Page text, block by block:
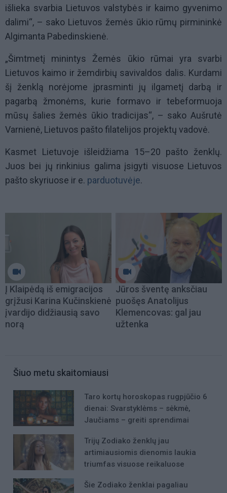
išlieka svarbia Lietuvos valstybės ir kaimo gyvenimo
dalimi“, – sako Lietuvos žemės ūkio rūmų pirmininkė
Algimanta Pabedinskienė.
„Šimtmetį minintys Žemės ūkio rūmai yra svarbi
Lietuvos kaimo ir žemdirbių savivaldos dalis. Kurdami
šį ženklą norėjome įprasminti jų ilgametį darbą ir
pagarbą žmonėms, kurie formavo ir tebeformuoja
mūsų šalies žemės ūkio tradicijas“, – sako Aušrutė
Varnienė, Lietuvos pašto filatelijos projektų vadovė.
Kasmet Lietuvoje išleidžiama 15–20 pašto ženklų.
Juos bei jų rinkinius galima įsigyti visuose Lietuvos
pašto skyriuose ir e. parduotuvėje.
Į Klaipėdą iš emigracijos
grįžusi Karina Kučinskienė
įvardijo didžiausią savo
norą
Jūros šventę anksčiau
puošęs Anatolijus
Klemencovas: gal jau
užtenka
Šiuo metu skaitomiausi
Taro kortų horoskopas rugpjūčio 6
dienai: Svarstyklėms – sėkmė,
Jaučiams – greiti sprendimai
Trijų Zodiako ženklų jau
artimiausiomis dienomis laukia
triumfas visuose reikaluose
Šie Zodiako ženklai pagaliau